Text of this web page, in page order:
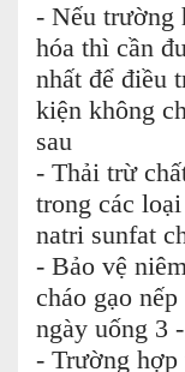
- Nếu trường
hóa thì cần
nhất để điều
kiện không
sau
- Thải trừ
trong các
natri sunfat
- Bảo vệ
cháo gạo
ngày uống 3
- Trường hợp